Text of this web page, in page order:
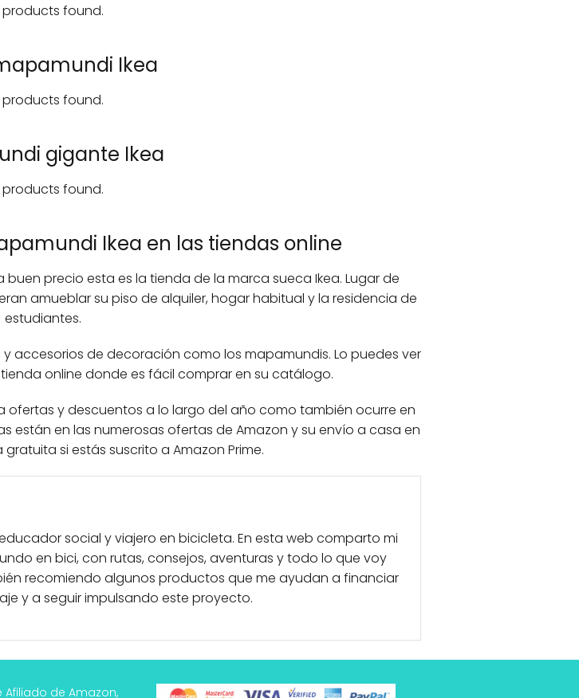
products found.
Ikea
products found.
gigante Ikea
products found.
Ikea en las tiendas online
precio esta es la tienda de la marca sueca Ikea. Lugar de
amueblar su piso de alquiler, hogar habitual y la residencia de
estudiantes.
accesorios de decoración como los mapamundis. Lo puedes ver
online donde es fácil comprar en su catálogo.
ofertas y descuentos a lo largo del año como también ocurre en
están en las numerosas ofertas de Amazon y su envío a casa en
si estás suscrito a Amazon Prime.
social y viajero en bicicleta. En esta web comparto mi
en bici, con rutas, consejos, aventuras y todo lo que voy
recomiendo algunos productos que me ayudan a financiar
y a seguir impulsando este proyecto.
Afiliado de Amazon,